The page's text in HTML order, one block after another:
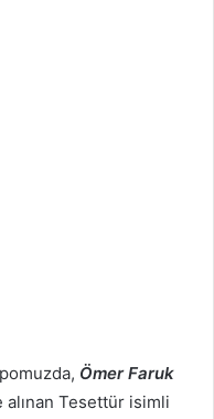
Ömer Faruk
alınan Tesettür isimli